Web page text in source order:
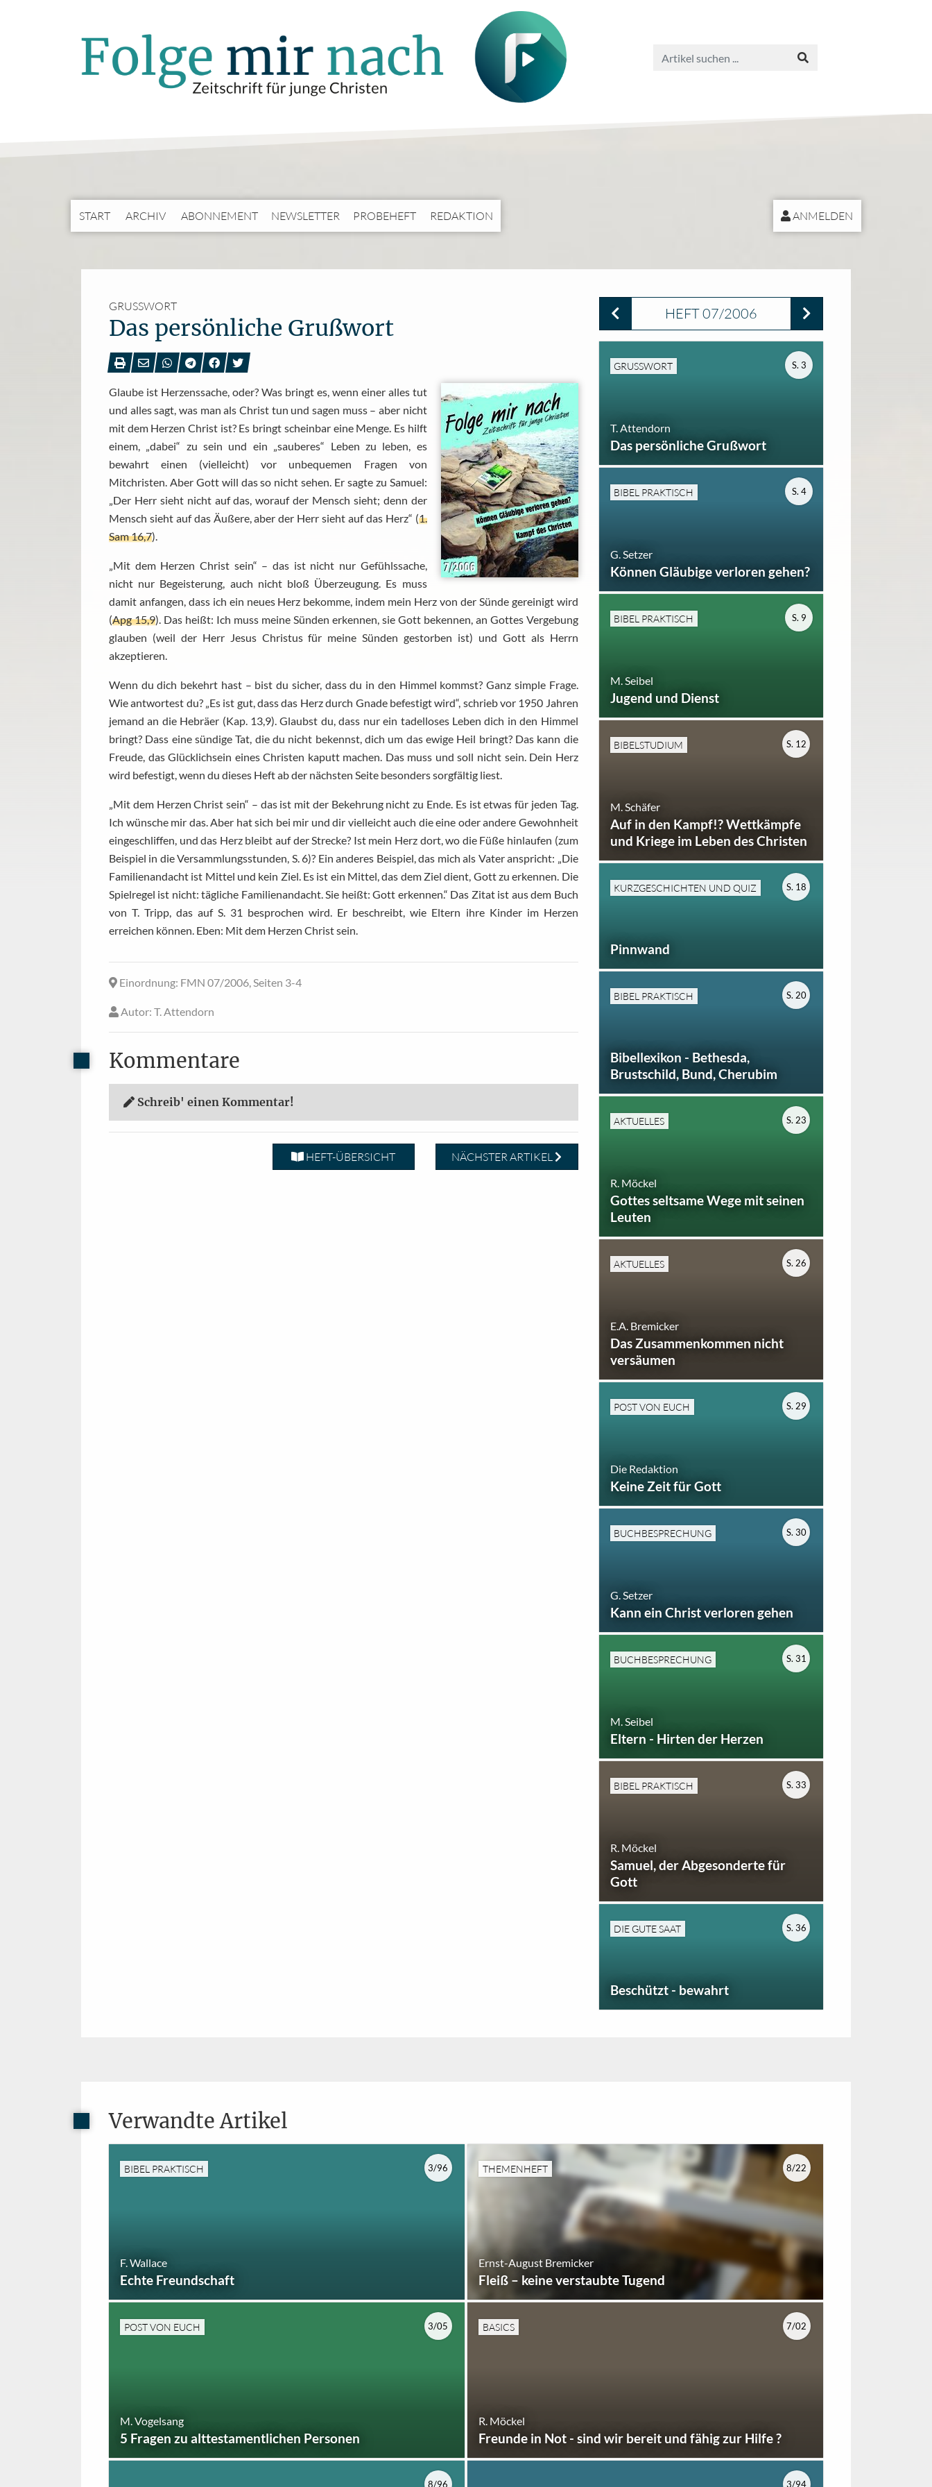
START ARCHIV ABONNEMENT NEWSLETTER PROBEHEFT REDAKTION ANMELDEN
GRUSSWORT
Das persönliche Grußwort
Glaube ist Herzenssache, oder? Was bringt es, wenn einer alles tut
und alles sagt, was man als Christ tun und sagen muss – aber nicht
mit dem Herzen Christ ist? Es bringt scheinbar eine Menge. Es hilft
einem, „dabei“ zu sein und ein „sauberes“ Leben zu leben, es
bewahrt einen (vielleicht) vor unbequemen Fragen von
Mitchristen. Aber Gott will das so nicht sehen. Er sagte zu Samuel:
„Der Herr sieht nicht auf das, worauf der Mensch sieht; denn der
Mensch sieht auf das Äußere, aber der Herr sieht auf das Herz“ (1.
Sam 16,7).
„Mit dem Herzen Christ sein“ – das ist nicht nur Gefühlssache,
nicht nur Begeisterung, auch nicht bloß Überzeugung. Es muss
damit anfangen, dass ich ein neues Herz bekomme, indem mein Herz von der Sünde gereinigt wird
(Apg 15,9). Das heißt: Ich muss meine Sünden erkennen, sie Gott bekennen, an Gottes Vergebung
glauben (weil der Herr Jesus Christus für meine Sünden gestorben ist) und Gott als Herrn
akzeptieren.
Wenn du dich bekehrt hast – bist du sicher, dass du in den Himmel kommst? Ganz simple Frage.
Wie antwortest du? „Es ist gut, dass das Herz durch Gnade befestigt wird“, schrieb vor 1950 Jahren
jemand an die Hebräer (Kap. 13,9). Glaubst du, dass nur ein tadelloses Leben dich in den Himmel
bringt? Dass eine sündige Tat, die du nicht bekennst, dich um das ewige Heil bringt? Das kann die
Freude, das Glücklichsein eines Christen kaputt machen. Das muss und soll nicht sein. Dein Herz
wird befestigt, wenn du dieses Heft ab der nächsten Seite besonders sorgfältig liest.
„Mit dem Herzen Christ sein“ – das ist mit der Bekehrung nicht zu Ende. Es ist etwas für jeden Tag.
Ich wünsche mir das. Aber hat sich bei mir und dir vielleicht auch die eine oder andere Gewohnheit
eingeschliffen, und das Herz bleibt auf der Strecke? Ist mein Herz dort, wo die Füße hinlaufen (zum
Beispiel in die Versammlungsstunden, S. 6)? Ein anderes Beispiel, das mich als Vater anspricht: „Die
Familienandacht ist Mittel und kein Ziel. Es ist ein Mittel, das dem Ziel dient, Gott zu erkennen. Die
Spielregel ist nicht: tägliche Familienandacht. Sie heißt: Gott erkennen.“ Das Zitat ist aus dem Buch
von T. Tripp, das auf S. 31 besprochen wird. Er beschreibt, wie Eltern ihre Kinder im Herzen
erreichen können. Eben: Mit dem Herzen Christ sein.
Einordnung: FMN 07/2006, Seiten 3-4
Autor: T. Attendorn
Kommentare
Schreib' einen Kommentar!
HEFT-ÜBERSICHT NÄCHSTER ARTIKEL
HEFT 07/2006
GRUSSWORT
T. Attendorn
Das persönliche Grußwort
S. 3
BIBEL PRAKTISCH
G. Setzer
Können Gläubige verloren gehen?
S. 4
BIBEL PRAKTISCH
M. Seibel
Jugend und Dienst
S. 9
BIBELSTUDIUM
M. Schäfer
Auf in den Kampf!? Wettkämpfe
und Kriege im Leben des Christen
S. 12
KURZGESCHICHTEN UND QUIZ
Pinnwand
S. 18
BIBEL PRAKTISCH
Bibellexikon - Bethesda,
Brustschild, Bund, Cherubim
S. 20
AKTUELLES
R. Möckel
Gottes seltsame Wege mit seinen
Leuten
S. 23
AKTUELLES
E.A. Bremicker
Das Zusammenkommen nicht
versäumen
S. 26
POST VON EUCH
Die Redaktion
Keine Zeit für Gott
S. 29
BUCHBESPRECHUNG
G. Setzer
Kann ein Christ verloren gehen
S. 30
BUCHBESPRECHUNG
M. Seibel
Eltern - Hirten der Herzen
S. 31
BIBEL PRAKTISCH
R. Möckel
Samuel, der Abgesonderte für
Gott
S. 33
DIE GUTE SAAT
Beschützt - bewahrt
S. 36
Verwandte Artikel
BIBEL PRAKTISCH
F. Wallace
Echte Freundschaft
3/96 THEMENHEFT
Ernst-August Bremicker
Fleiß – keine verstaubte Tugend
8/22
POST VON EUCH
M. Vogelsang
5 Fragen zu alttestamentlichen Personen
3/05 BASICS
R. Möckel
Freunde in Not - sind wir bereit und fähig zur Hilfe ?
7/02
8/96 3/94